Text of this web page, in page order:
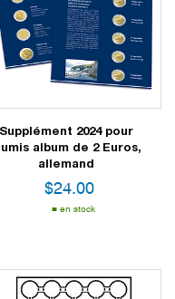
Supplément 2024 pour
album de 2 Euros,
allemand
$24.00
en stock